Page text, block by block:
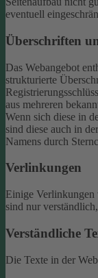
eventuell
Überschriften
Das Webangebot
strukturierte
aus mehreren
Wenn sich diese in
sind diese auch in
Namens durch
Verlinkungen
Einige Verlinkungen
sind nur
Verständliche
Die Texte in der